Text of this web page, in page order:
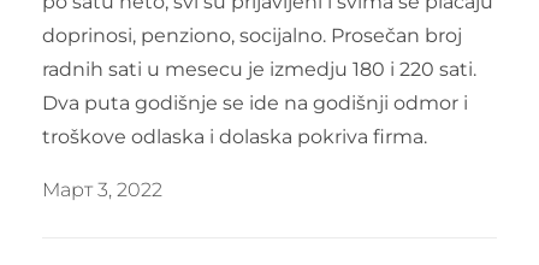
doprinosi, penziono, socijalno. Prosečan broj
radnih sati u mesecu je izmedju 180 i 220 sati.
Dva puta godišnje se ide na godišnji odmor i
troškove odlaska i dolaska pokriva firma.
Март 3, 2022